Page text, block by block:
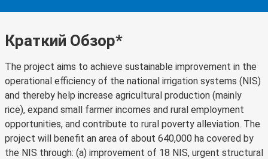
Краткий Обзор*
The project aims to achieve sustainable improvement in the
operational efficiency of the national irrigation systems (NIS)
and thereby help increase agricultural production (mainly
rice), expand small farmer incomes and rural employment
opportunities, and contribute to rural poverty alleviation. The
project will benefit an area of about 640,000 ha covered by
the NIS through: (a) improvement of 18 NIS, urgent structural